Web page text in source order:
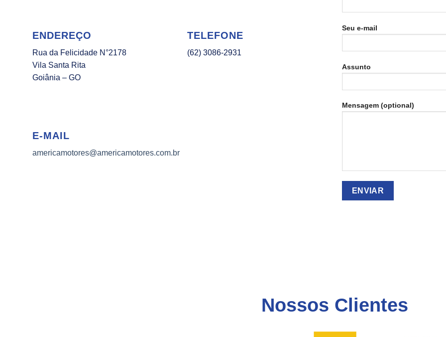
ENDEREÇO
Rua da Felicidade N°2178
Vila Santa Rita
Goiânia – GO
TELEFONE
(62) 3086-2931
E-MAIL
americamotores@americamotores.com.br
Seu e-mail
Assunto
Mensagem (optional)
Nossos Clientes